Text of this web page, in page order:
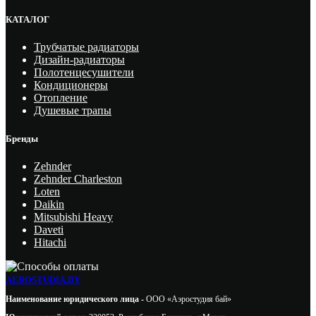
КАТАЛОГ
Трубчатые радиаторы
Дизайн-радиаторы
Полотенцесушители
Кондиционеры
Отопление
Душевые трапы
Бренды
Zehnder
Zehnder Charleston
Loten
Daikin
Mitsubishi Heavy
Daveti
Hitachi
AEROSTUDIA.BY
Наименование юридического лица - ООО «Аэростудия бай»